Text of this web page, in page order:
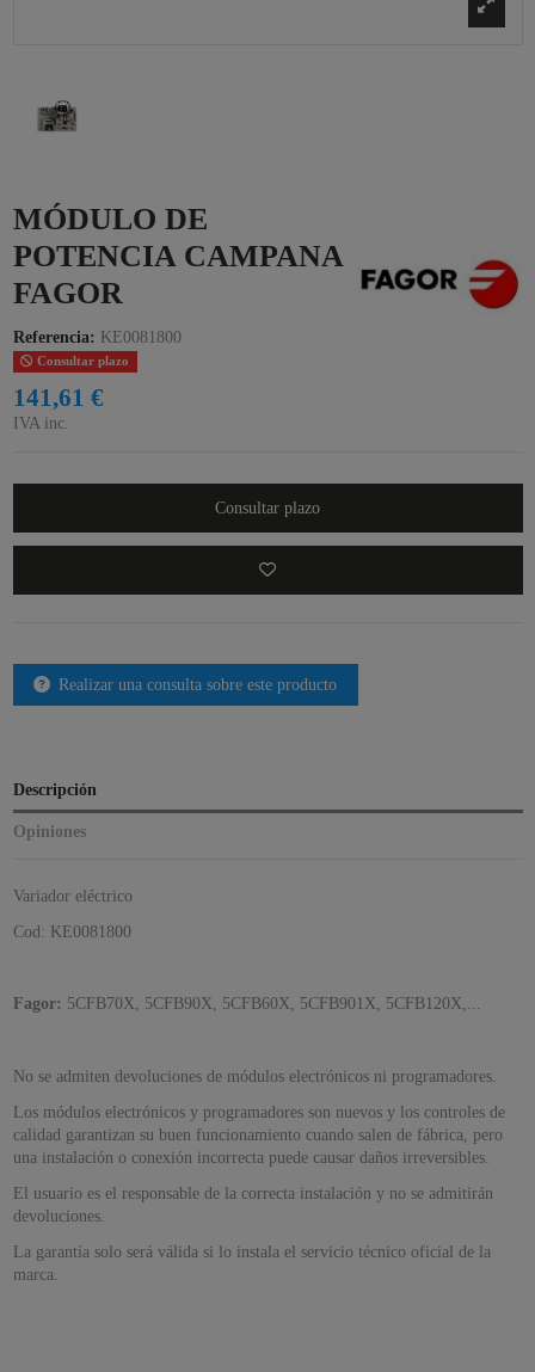
MÓDULO DE
POTENCIA CAMPANA
FAGOR
Referencia: KE0081800
Consultar plazo
141,61 €
IVA inc.
Consultar plazo
Realizar una consulta sobre este producto
Descripción
Opiniones
Variador eléctrico
Cod: KE0081800
Fagor: 5CFB70X, 5CFB90X, 5CFB60X, 5CFB901X, 5CFB120X,...
No se admiten devoluciones de módulos electrónicos ni programadores.
Los módulos electrónicos y programadores son nuevos y los controles de
calidad garantizan su buen funcionamiento cuando salen de fábrica, pero
una instalación o conexión incorrecta puede causar daños irreversibles.
El usuario es el responsable de la correcta instalación y no se admitirán
devoluciones.
La garantía solo será válida si lo instala el servicio técnico oficial de la
marca.